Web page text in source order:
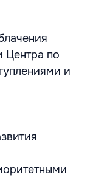
по
и